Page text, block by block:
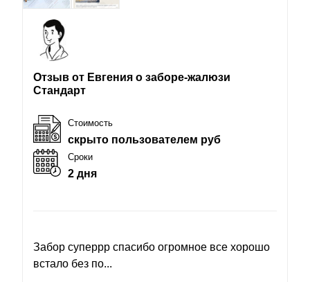
Отзыв от Евгения о заборе-жалюзи
Стандарт
Стоимость
скрыто пользователем руб
Сроки
2 дня
Забор суперрр спасибо огромное все хорошо
встало без по...